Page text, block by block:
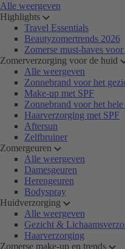
Alle weergeven
Highlights
Travel Essentials
Beautyzomertrends 2026
Zomerse must-haves voor
Zomerverzorging voor de huid
Alle weergeven
Zonnebrand voor het
Make-up met SPF
Zonnebrand voor het
Haarverzorging met SPF
Aftersun
Zelfbruiner
Zomergeuren
Alle weergeven
Damesgeuren
Herengeuren
Bodyspray
Huidverzorging
Alle weergeven
Gezicht &
Haarverzorging
Zomerse make-up en trends